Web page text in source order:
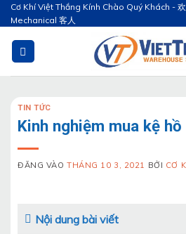
Bỏ
qua
nội
dung
Cơ Khí Việt Thắng Kính Chào Quý Khách -
Mechanical 客人
TIN TỨC
Kinh nghiệm mua kệ
ĐĂNG VÀOTHÁNG 10 3, 2021 BỞI CƠ
Nội dung bài viết